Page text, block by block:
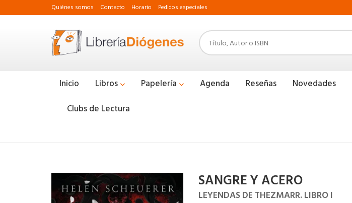
Quiénes somos Contacto Horario Pedidos especiales
Inicio Libros Papelería Agenda Reseñas Novedades
Clubs de Lectura
SANGRE Y ACERO
LEYENDAS DE THEZMARR. LIBRO I